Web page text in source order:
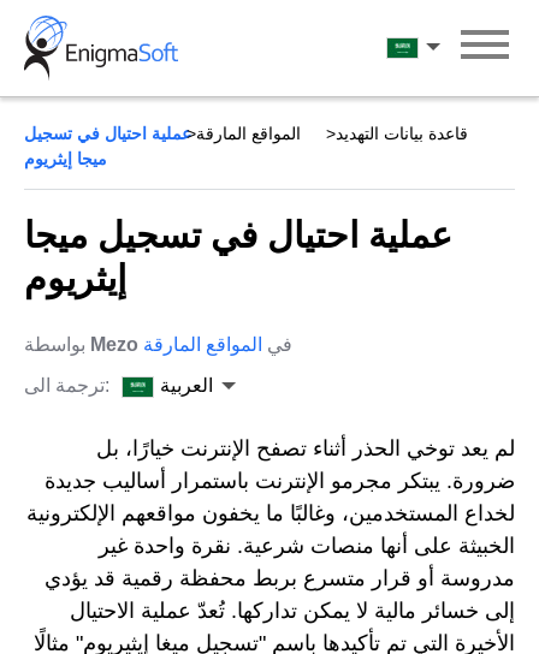
Skip
content
العربية
قاعدة بيانات التهديد المواقع المارقة عملية احتيال في تسجيل
ميجا إيثريوم
عملية احتيال في تسجيل ميجا
إيثريوم
Mezo في المواقع المارقة
ترجمة الى:
العربية
لم يعد توخي الحذر أثناء تصفح الإنترنت خيارًا، بل
ضرورة. يبتكر مجرمو الإنترنت باستمرار أساليب جديدة
لخداع المستخدمين، وغالبًا ما يخفون مواقعهم الإلكترونية
الخبيثة على أنها منصات شرعية. نقرة واحدة غير
مدروسة أو قرار متسرع بربط محفظة رقمية قد يؤدي
إلى خسائر مالية لا يمكن تداركها. تُعدّ عملية الاحتيال
الأخيرة التي تم تأكيدها باسم "تسجيل ميغا إيثيريوم" مثالًا